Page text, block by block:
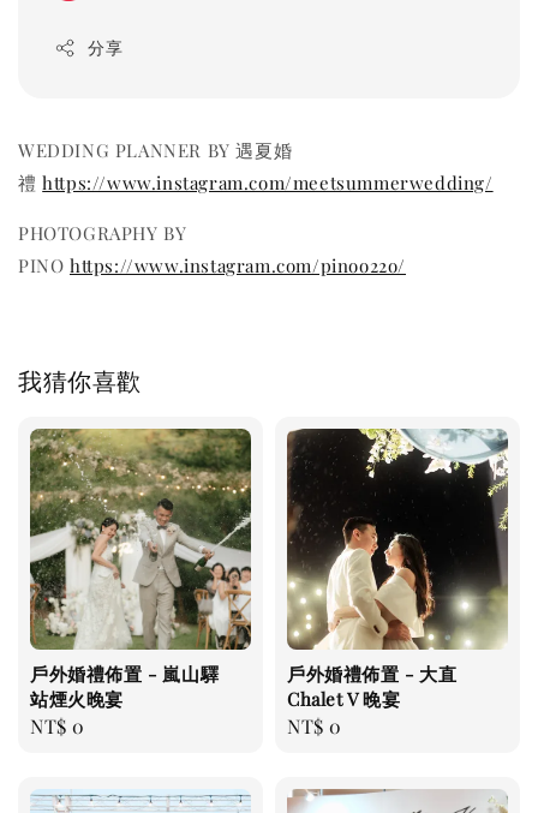
分享
WEDDING PLANNER BY 遇夏婚
禮https://www.instagram.com/meetsummerwedding/
PHOTOGRAPHY BY
PINO https://www.instagram.com/pinoo22o/
我猜你喜歡
戶外婚禮佈置 - 嵐山驛
站煙火晚宴
Regular
NT$ 0
戶外婚禮佈置 - 大直
Chalet V 晚宴
Regular
NT$ 0